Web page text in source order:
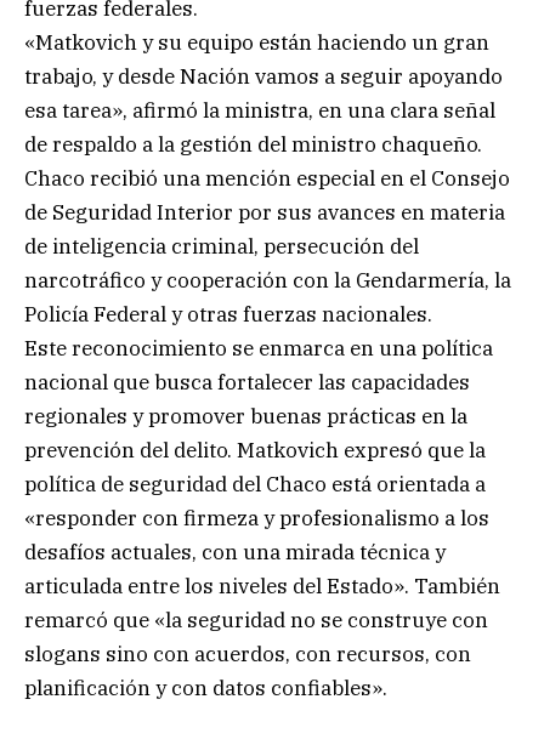
fuerzas federales.
«Matkovich y su equipo están haciendo un gran
trabajo, y desde Nación vamos a seguir apoyando
esa tarea», afirmó la ministra, en una clara señal
de respaldo a la gestión del ministro chaqueño.
Chaco recibió una mención especial en el Consejo
de Seguridad Interior por sus avances en materia
de inteligencia criminal, persecución del
narcotráfico y cooperación con la Gendarmería, la
Policía Federal y otras fuerzas nacionales.
Este reconocimiento se enmarca en una política
nacional que busca fortalecer las capacidades
regionales y promover buenas prácticas en la
prevención del delito. Matkovich expresó que la
política de seguridad del Chaco está orientada a
«responder con firmeza y profesionalismo a los
desafíos actuales, con una mirada técnica y
articulada entre los niveles del Estado». También
remarcó que «la seguridad no se construye con
slogans sino con acuerdos, con recursos, con
planificación y con datos confiables».